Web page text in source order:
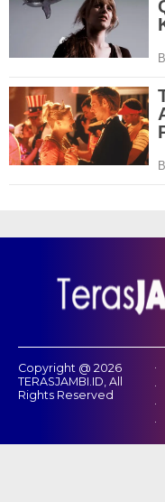
Copyright @ 2026
TERASJAMBI.ID, All
Rights Reserved